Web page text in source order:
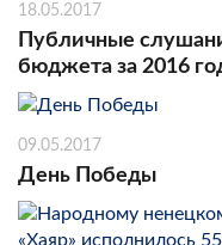
18.05.2017
Публичные
бюджета за 2016
09.05.2017
День Победы